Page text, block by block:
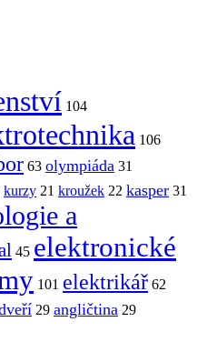
104
106
63 olympiáda 31
kurzy 21 kroužek 22 kasper 31
a
45 elektronické
101 elektrikář 62
29 angličtina 29